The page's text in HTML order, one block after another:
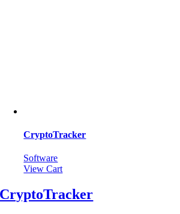
CryptoTracker
Software
View Cart
CryptoTracker